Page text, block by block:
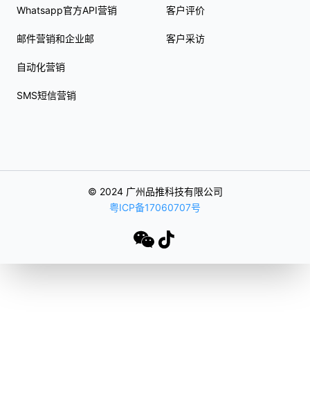
Whatsapp官方API营销
邮件营销和企业邮
自动化营销
SMS短信营销
客户评价
客户采访
© 2024 广州品推科技有限公司
粤ICP备17060707号